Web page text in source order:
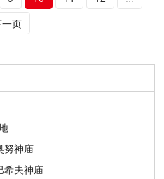
页
努神庙
希夫神庙